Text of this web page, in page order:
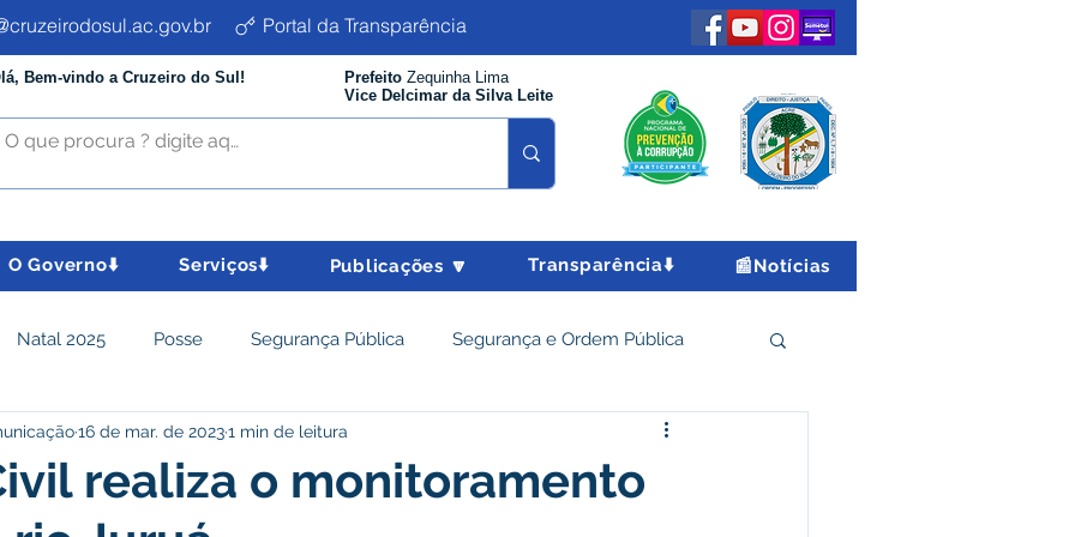
Portal da Transparência
Bem-vindo a Cruzeiro do Sul! Prefeito Zequinha Lima
Vice Delcimar da Silva Leite
O Governo⬇️ Serviços⬇️ Publicações 🔽 Transparência⬇️ 📰Notícias
Natal 2025 Posse Segurança Pública Segurança e Ordem Pública
Social e Cidadania Parcerias Desenvolvimento Econômico e Turismo
e turismo Tributos
realiza o monitoramento
16 de mar. de 20231 min de leitura